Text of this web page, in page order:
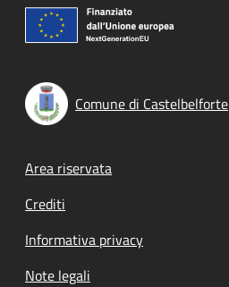
Comune di Castelbelforte
Footer menu
Area riservata
Crediti
Informativa privacy
Note legali